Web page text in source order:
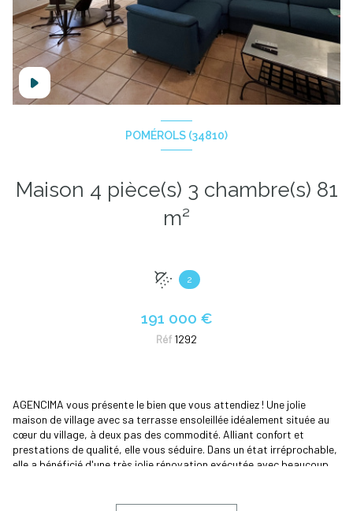
POMÉROLS (34810)
Maison 4 pièce(s) 3 chambre(s) 81
m²
2
191 000 €
Réf 1292
AGENCIMA vous présente le bien que vous attendiez ! Une jolie
maison de village avec sa terrasse ensoleillée idéalement située au
cœur du village, à deux pas des commodité. Alliant confort et
prestations de qualité, elle vous séduire. Dans un état irréprochable,
elle a bénéficié d'une très jolie rénovation exécutée avec beaucoup